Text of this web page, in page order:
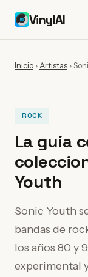
VinylAI
Inicio › Artistas ›
ROCK
La guía
Youth
Sonic Youth
bandas de
los años 80 y
experimental